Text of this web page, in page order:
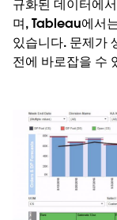
규화된 데이터에
며, Tableau에서
있습니다. 문제가
전에 바로잡을 수